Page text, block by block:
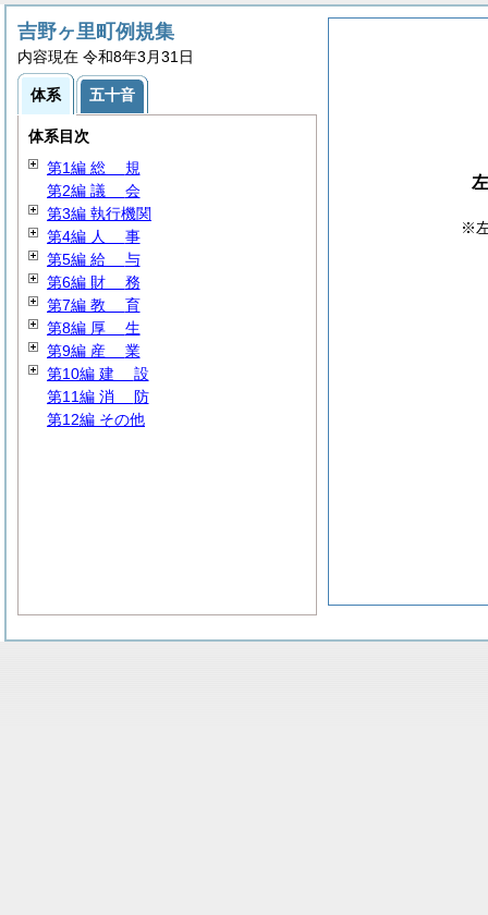
※
吉野ヶ里町例規集
内容現在 令和8年3月31日
体系 五十音
体系目次
第1編 総 規
第2編 議 会
第3編 執行機関
第4編 人 事
第5編 給 与
第6編 財 務
第7編 教 育
第8編 厚 生
第9編 産 業
第10編 建 設
第11編 消 防
第12編 その他